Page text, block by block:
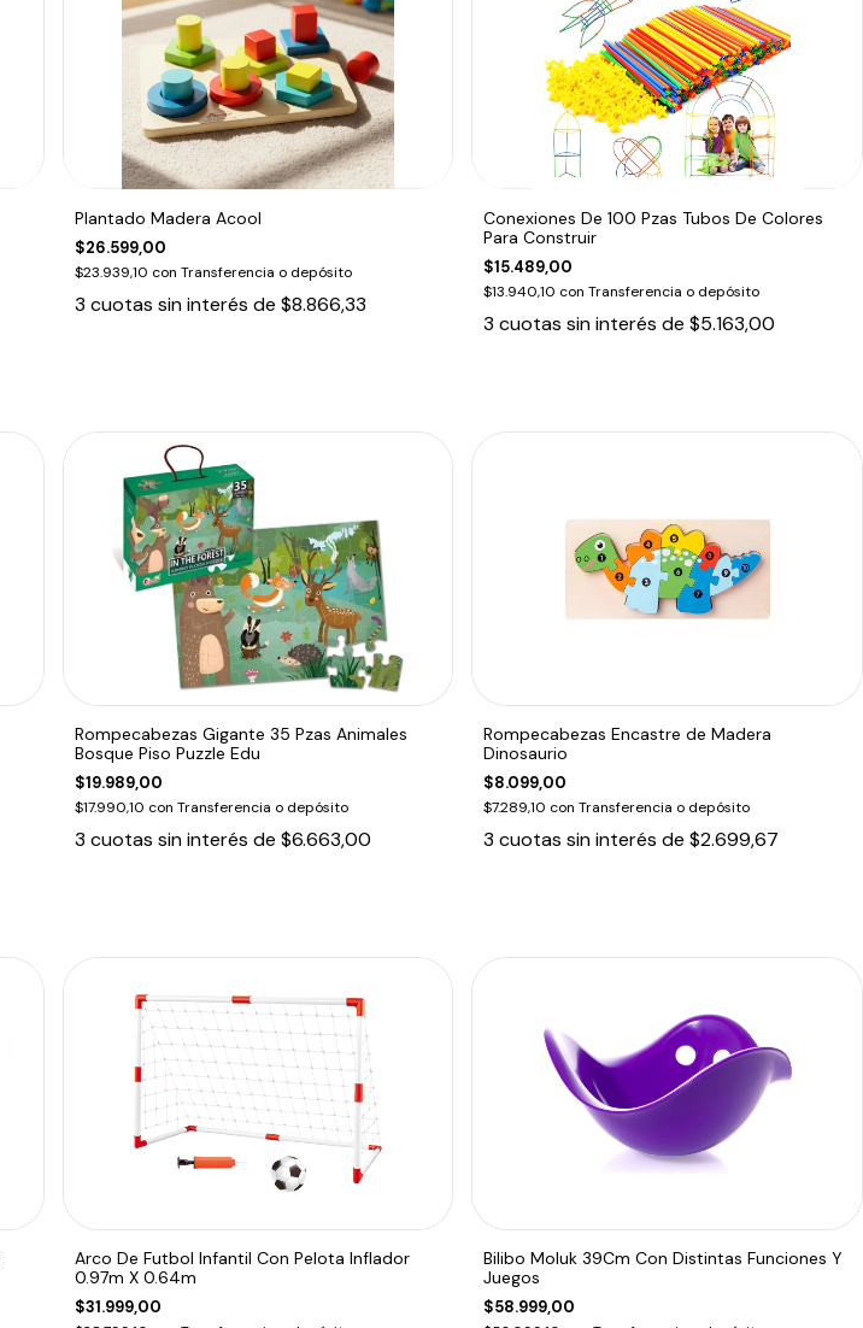
Plantado Madera Acool
$26.599,00
$23.939,10 con Transferencia o depósito
3 cuotas sin interés de $8.866,33
Conexiones De 100 Pzas Tubos De Colores
Para Construir
$15.489,00
$13.940,10 con Transferencia o depósito
3 cuotas sin interés de$5.163,00
Rompecabezas Gigante 35 Pzas Animales
Bosque Piso Puzzle Edu
$19.989,00
$17.990,10 con Transferencia o depósito
3 cuotas sin interés de $6.663,00
Rompecabezas Encastre de Madera
Dinosaurio
$8.099,00
$7.289,10 con Transferencia o depósito
3 cuotas sin interés de$2.699,67
Arco De Futbol Infantil Con Pelota Inflador
0.97m X 0.64m
$31.999,00
Bilibo Moluk 39Cm Con Distintas Funciones Y
Juegos
$58.999,00